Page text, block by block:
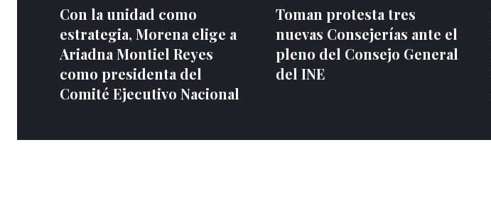
Con la unidad como
estrategia, Morena elige a
Ariadna Montiel Reyes
como presidenta del
Comité Ejecutivo Nacional
Toman protesta tres
nuevas Consejerías ante el
pleno del Consejo General
del INE